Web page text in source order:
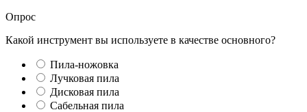
Опрос
Какой инструмент вы используете в качестве основного?
Пила-ножовка
Лучковая пила
Дисковая пила
Сабельная пила